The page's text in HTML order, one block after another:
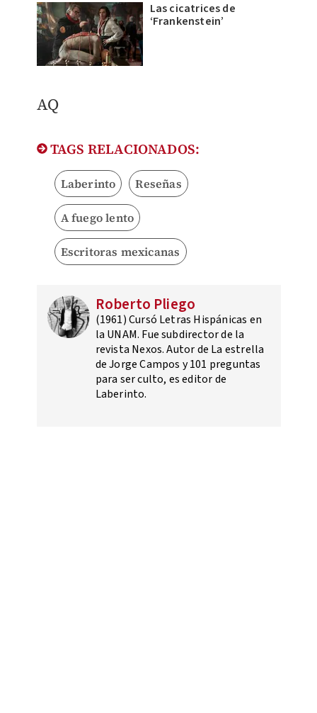
Las cicatrices de
‘Frankenstein’
AQ
TAGS RELACIONADOS:
Laberinto Reseñas
A fuego lento
Escritoras mexicanas
Roberto Pliego
(1961) Cursó Letras Hispánicas en
la UNAM. Fue subdirector de la
revista Nexos. Autor de La estrella
de Jorge Campos y 101 preguntas
para ser culto, es editor de
Laberinto.